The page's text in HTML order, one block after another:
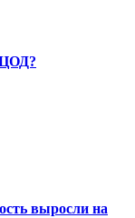
ЦОД?
выросли на